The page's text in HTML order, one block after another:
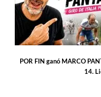
POR FIN ganó MARCO
14.